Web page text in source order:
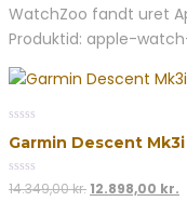
5
WatchZoo fandt uret
Produktid: apple-
out
5
Garmin Descent
0
out
14.349,00kr. Den
12.898,00 kr.